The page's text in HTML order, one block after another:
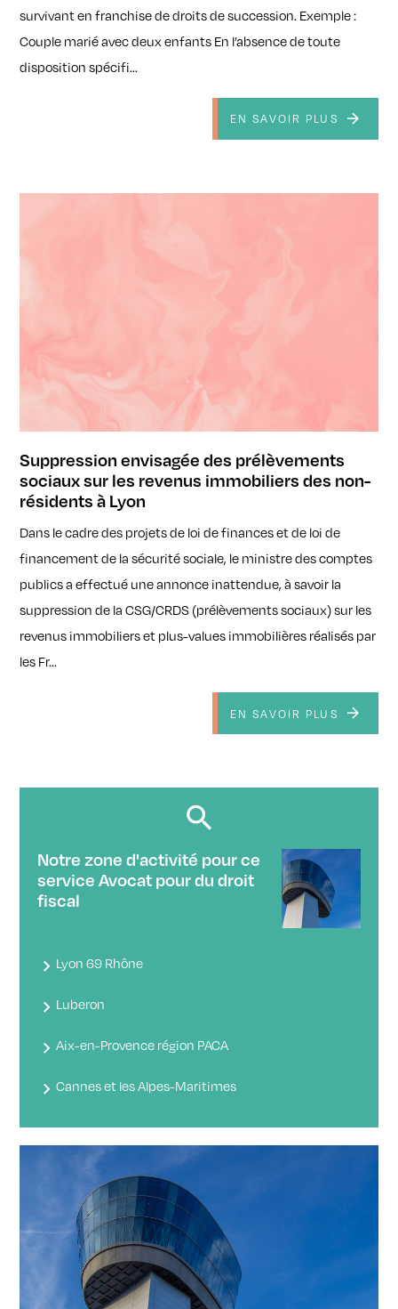
survivant en franchise de droits de succession. Exemple :
Couple marié avec deux enfants En l’absence de toute
disposition spécifi...
EN SAVOIR PLUS
Suppression envisagée des prélèvements
sociaux sur les revenus immobiliers des non-
résidents à Lyon
Dans le cadre des projets de loi de finances et de loi de
financement de la sécurité sociale, le ministre des comptes
publics a effectué une annonce inattendue, à savoir la
suppression de la CSG/CRDS (prélèvements sociaux) sur les
revenus immobiliers et plus-values immobilières réalisés par
les Fr...
EN SAVOIR PLUS
Notre zone d'activité pour ce
service Avocat pour du droit
fiscal
Lyon 69 Rhône
Luberon
Aix-en-Provence région PACA
Cannes et les Alpes-Maritimes